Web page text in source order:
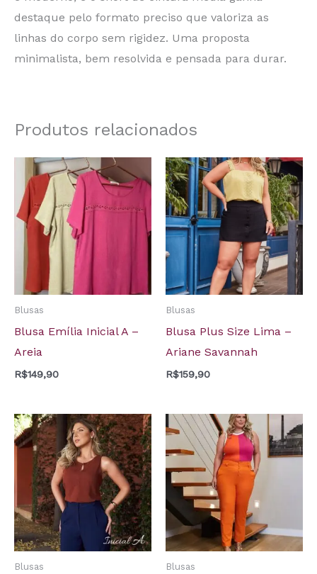
destaque pelo formato preciso que valoriza as
linhas do corpo sem rigidez. Uma proposta
minimalista, bem resolvida e pensada para durar.
Produtos relacionados
Blusas
Blusa Emília Inicial A –
Areia
R$149,90
Blusas
Blusa Plus Size Lima –
Ariane Savannah
R$159,90
Blusas Blusas